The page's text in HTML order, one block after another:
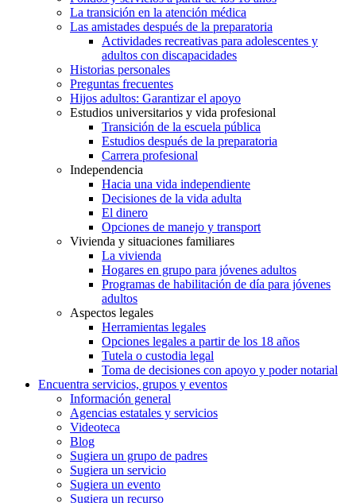
La transición en la atención médica
Las amistades después de la preparatoria
Actividades recreativas para adolescentes y
adultos con discapacidades
Historias personales
Preguntas frecuentes
Hijos adultos: Garantizar el apoyo
Estudios universitarios y vida profesional
Transición de la escuela pública
Estudios después de la preparatoria
Carrera profesional
Independencia
Hacia una vida independiente
Decisiones de la vida adulta
El dinero
Opciones de manejo y transport
Vivienda y situaciones familiares
La vivienda
Hogares en grupo para jóvenes adultos
Programas de habilitación de día para jóvenes
adultos
Aspectos legales
Herramientas legales
Opciones legales a partir de los 18 años
Tutela o custodia legal
Toma de decisiones con apoyo y poder notarial
Encuentra servicios, grupos y eventos
Información general
Agencias estatales y servicios
Videoteca
Blog
Sugiera un grupo de padres
Sugiera un servicio
Sugiera un evento
Sugiera un recurso